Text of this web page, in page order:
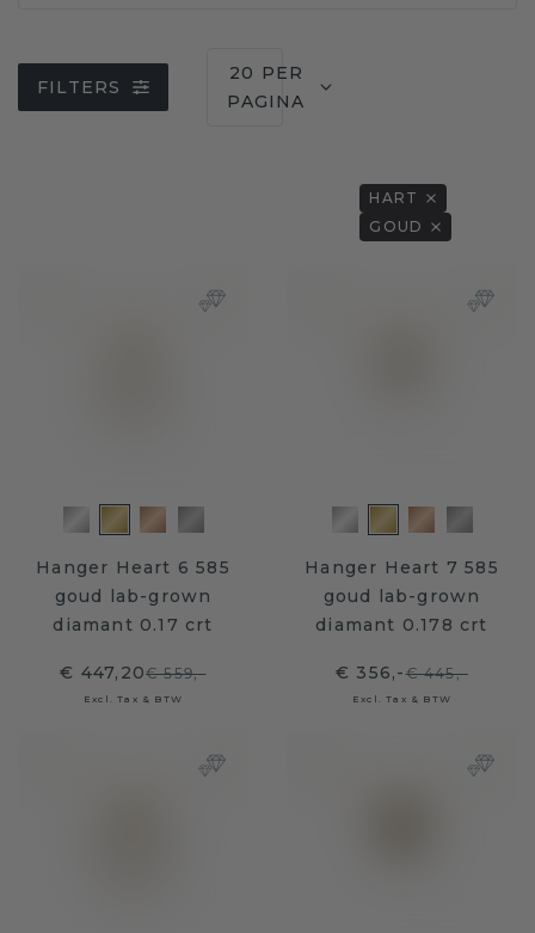
FILTERS
20 PER
PAGINA
HART
GOUD
Hanger Heart 6 585
goud lab-grown
diamant 0.17 crt
€ 447,20€ 559,-
Excl. Tax & BTW
Hanger Heart 7 585
goud lab-grown
diamant 0.178 crt
€ 356,-€ 445,-
Excl. Tax & BTW